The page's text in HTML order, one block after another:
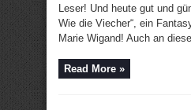
Leser! Und heute gut und
Wie die Viecher“, ein
Marie Wigand! Auch an
Read More »